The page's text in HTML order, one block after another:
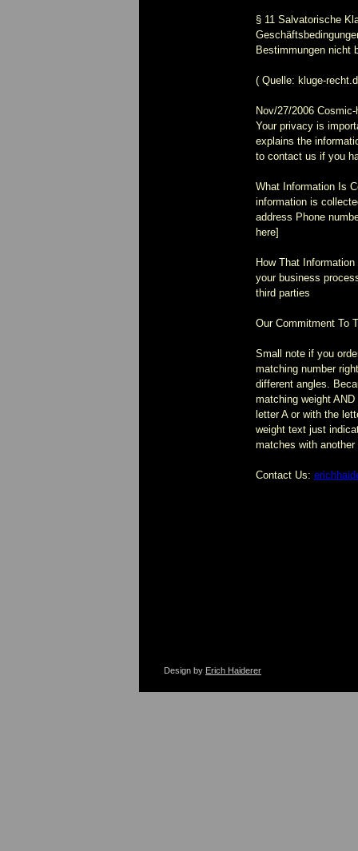
§ 11 Salvatorische
Bestimmungen nicht
( Quelle: kluge-
Nov/27/2006
Your privacy is
explains the
to contact us if you
What Information Is
information is
address Phone
here]
How That
your business
third parties
Our Commitment To
Small note if you
matching number
different angles.
matching weight
letter A or with the
weight text just
matches with another
Contact Us:
Design by Erich Haiderer